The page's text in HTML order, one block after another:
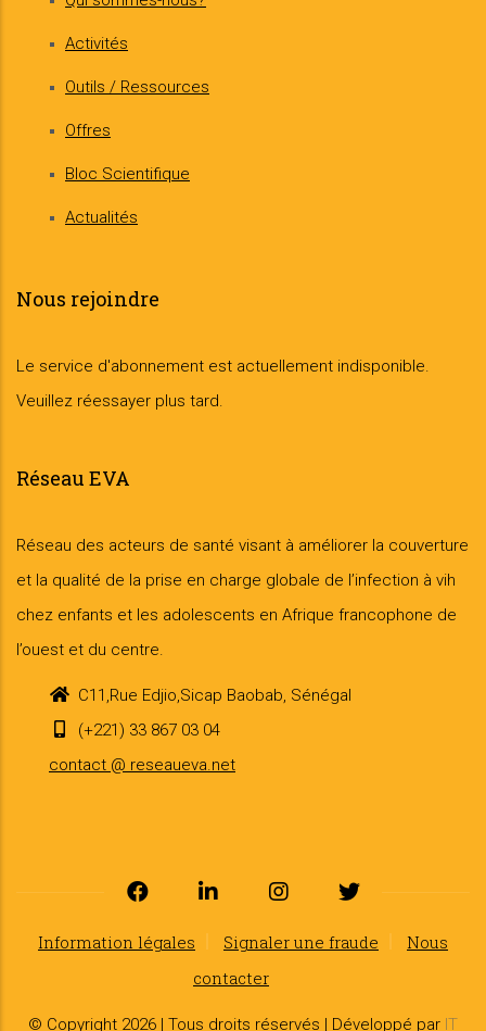
Activités
Outils / Ressources
Offres
Bloc Scientifique
Actualités
Nous rejoindre
Le service d'abonnement est actuellement indisponible.
Veuillez réessayer plus tard.
Réseau EVA
Réseau des acteurs de santé visant à améliorer la couverture
et la qualité de la prise en charge globale de l’infection à vih
chez enfants et les adolescents en Afrique francophone de
l’ouest et du centre.
C11,Rue Edjio,Sicap Baobab, Sénégal
(+221) 33 867 03 04
contact @ reseaueva.net
Information légales Signaler une fraude
Nous
contacter
© Copyright 2026 | Tous droits réservés | Développé par IT